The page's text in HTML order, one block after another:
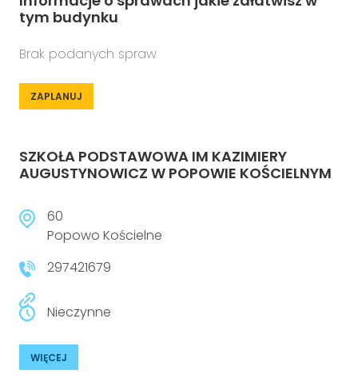
tym budynku
Brak podanych spraw
ZAPLANUJ
SZKOŁA PODSTAWOWA IM KAZIMIERY
AUGUSTYNOWICZ W POPOWIE KOŚCIELNYM
60
Popowo Kościelne
297421679
Nieczynne
WIĘCEJ